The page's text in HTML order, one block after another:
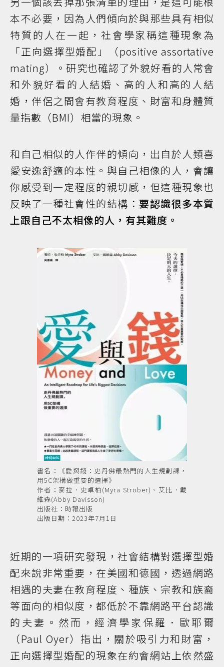
本不必要，因為人們傾向於與那些具有相似
特質的人在一起，社會學家稱這種現象為
「正向選擇型婚配」（positive assortative
mating）。研究也確認了外貌好看的人常會
和外貌好看的人結婚、高的人和高的人結
婚，伴侶之間會有教育程度、財富和身體質
量指數（BMI）相當的現象。
和自己相似的人作伴的傾向，出自於人類喜
愛安逸舒適的本性。與自己相像的人，會讓
你感受到一定程度的親切感，但這種現象也
反映了一種社會性的結構： 要認識很多本質
上跟自己不太相像的人，有其難度。
書名：《愛與錢：史丹佛最熱門的人生規劃課，
用5C架構做重要的選擇》
作者：麥拉．史卓柏(Myra Strober)、艾比．戴
維森(Abby Davisson)
出版社：時報出版
出版日期：2023年7月1日
近期的一項研究發現，社會結構對選擇型婚
配來說非常重要，在美國和德國，透過網路
相遇的夫妻在教育程度、種族、宗教和族裔
等面向的相似度，都低於不靠網路平台認識
的夫妻。然而，經濟學家保羅．歐耶爾
（Paul Oyer）指出，關於吸引力和財富，
正向選擇型婚配的現象在約會網站上依然盛